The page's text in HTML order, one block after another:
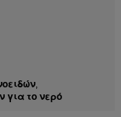
,
για το νερό